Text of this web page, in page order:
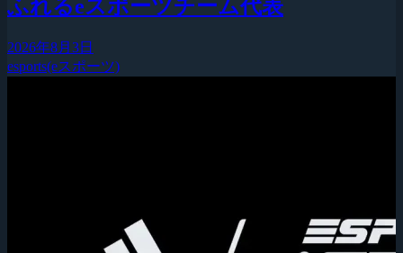
ふれるeスポーツチーム代表
2026年8月3日
esports(eスポーツ)